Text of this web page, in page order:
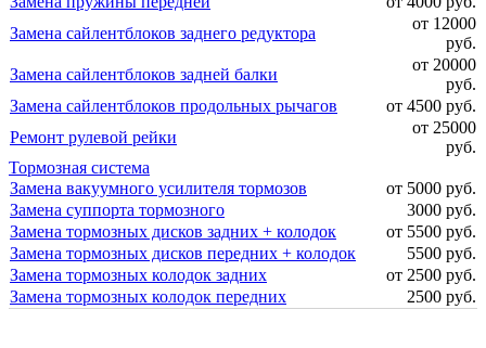
Замена сайлентблоков заднего редуктора
от 12000
руб.
Замена сайлентблоков задней балки
от 20000
руб.
Замена сайлентблоков продольных рычагов
от 4500 руб.
Ремонт рулевой рейки
от 25000
руб.
Тормозная система
Замена вакуумного усилителя тормозов
от 5000 руб.
Замена суппорта тормозного
3000 руб.
Замена тормозных дисков задних + колодок
от 5500 руб.
Замена тормозных дисков передних + колодок
5500 руб.
Замена тормозных колодок задних
от 2500 руб.
Замена тормозных колодок передних
2500 руб.